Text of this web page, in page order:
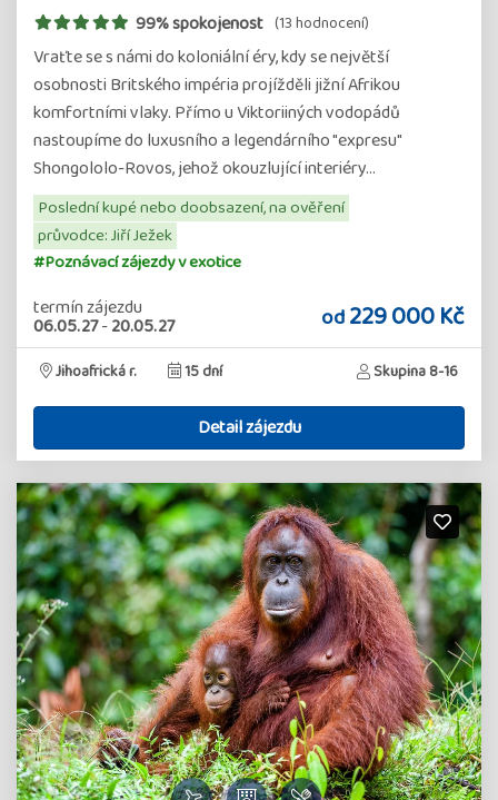
99% spokojenost (13 hodnocení)
Vraťte se s námi do koloniální éry, kdy se největší
osobnosti Britského impéria projížděli jižní Afrikou
komfortními vlaky. Přímo u Viktoriiných vodopádů
nastoupíme do luxusního a legendárního "expresu"
Shongololo-Rovos, jehož okouzlující interiéry…
Poslední kupé nebo doobsazení, na ověření
průvodce: Jiří Ježek
#Poznávací zájezdy v exotice
termín zájezdu
06.05.27-20.05.27 od229 000 Kč
Jihoafrická r. 15 dní Skupina 8-16
Detail zájezdu